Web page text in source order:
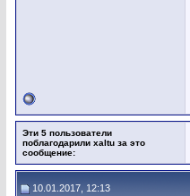
Эти 5 пользователи
поблагодарили xaltu за это
сообщение:
10.01.2017, 12:13